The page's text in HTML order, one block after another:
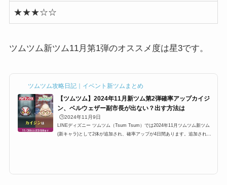
★★★☆☆
ツムツム新ツム11月第1弾のオススメ度は星3です。
ツムツム攻略日記｜イベント新ツムまとめ
【ツムツム】2024年11月新ツム第2弾確率アップカイジ
ン、ベルウェザー副市長が出ない？出す方法は
🕒️2024年11月9日
LINEディズニー ツムツム（Tsum Tsum）では2024年11月ツムツム新ツム
(新キャラ)として2体が追加され、確率アップが4日間あります。追加される